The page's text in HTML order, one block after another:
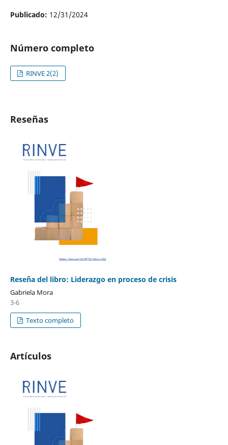
Publicado: 12/31/2024
Número completo
RINVE 2(2)
Reseñas
Reseña del libro: Liderazgo en proceso de crisis
Gabriela Mora
3-6
Texto completo
Artículos